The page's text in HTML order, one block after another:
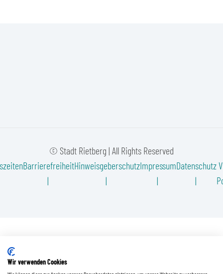
© Stadt Rietberg | All Rights Reserved
BarrierefreiheitHinweisgeberschutzImpressumDatenschutz
Wir verwenden Cookies